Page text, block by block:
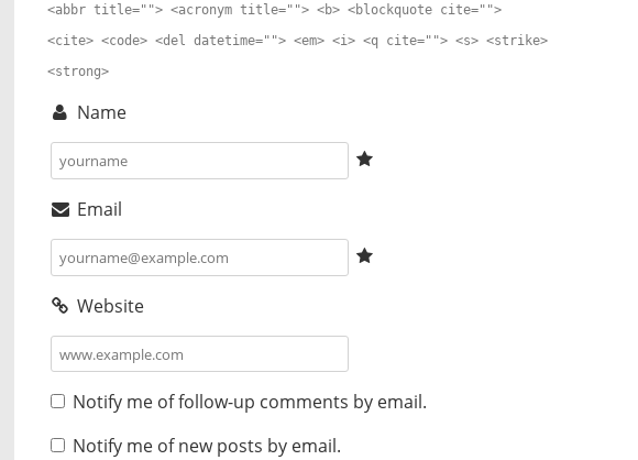
<abbr title=""> <acronym title=""> <b> <blockquote cite="">
<cite> <code> <del datetime=""> <em> <i> <q cite=""> <s> <strike>
<strong>
Name
Email
Website
Notify me of follow-up comments by email.
Notify me of new posts by email.